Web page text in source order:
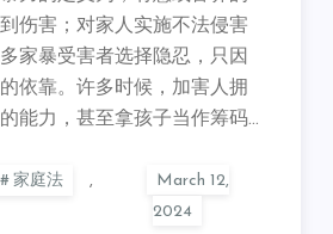
伤害；对家人实施不法侵害
家暴受害者选择隐忍，只因
依靠。许多时候，加害人拥
能力，甚至拿孩子当作筹码…
家庭法
,